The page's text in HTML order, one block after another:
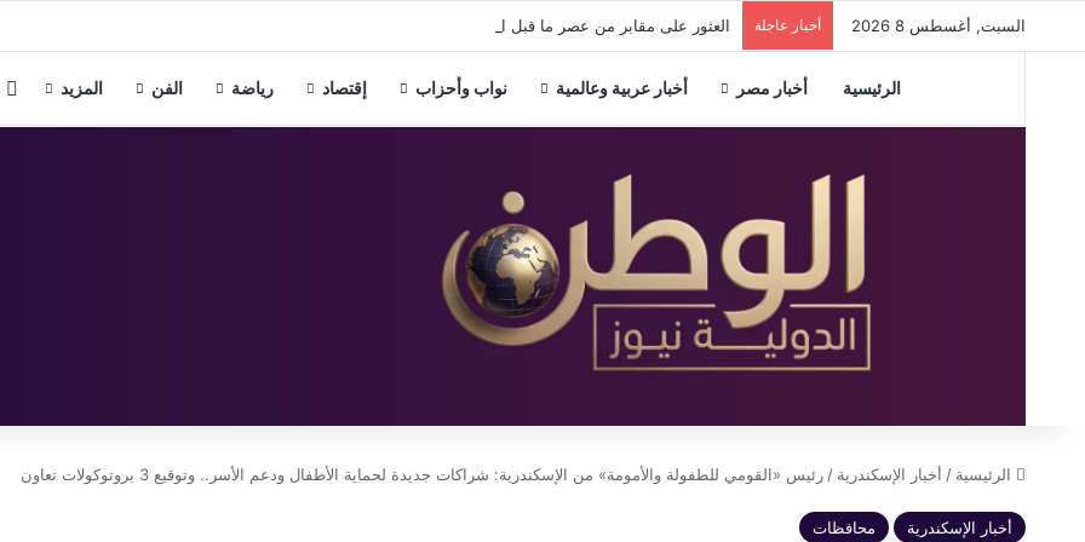
السبت, أغسطس 8 2026 أخبار عاجلة العثور على مقابر من عصر ما قبل الأسرات ومنطقة سكنية تعود لعصر الهكسوس والدولة الحديثة.
الرئيسية أخبار مصر أخبار عربية وعالمية نواب وأحزاب إقتصاد رياضة الفن المزيد
الرئيسية / أخبار الإسكندرية / رئيس «القومي للطفولة والأمومة» من الإسكندرية: شراكات جديدة لحماية الأطفال ودعم الأسر.. وتوقيع 3 بروتوكولات تعاون
أخبار الإسكندرية محافظات